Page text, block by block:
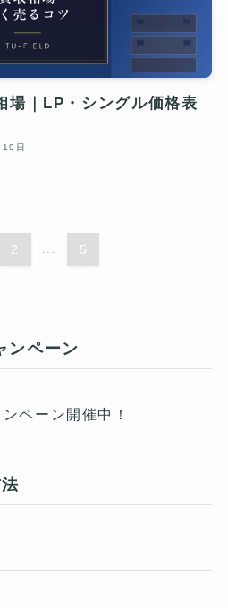
場｜LP・シングル価格表
日
2 5
ンペーン
ペーン開催中！